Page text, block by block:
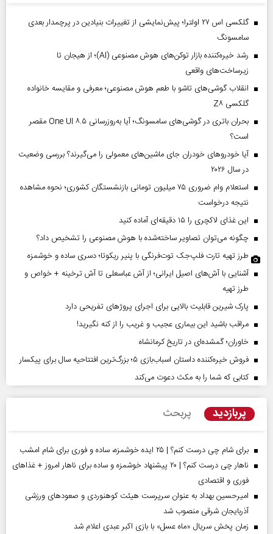
گلکسی اس ۲۷ اولترا؛ پیش‌نمایشی از تغییرات بنیادین در پرچمدار بعدی
سامسونگ
رشد خیره‌کننده بازار توکن‌های هوش مصنوعی (AI)؛ از هیجان تا
زیرساخت‌های واقعی
انقلاب گوشی‌های تاشو‌ با طعم هوش مصنوعی؛ معرفی و مقایسه خانواده
گلکسی Z۸
بحران باتری در گوشی‌های سامسونگ؛ آیا به‌روزرسانی One UI ۸.۵ مقصر
است؟
آیا خودروهای خودران جای ماشین‌های معمولی را می‌گیرند؟ بررسی وضعیت
در سال ۲۰۲۶
استعلام وام ضروری ۷۵ میلیون تومانی بازنشستگان کشوری؛ نحوه مشاهده
نتیجه درخواست
این غذای لاکچری را ۱۵ دقیقه‌ای آماده کنید
چگونه می‌توان تصاویر ساخته‌شده با هوش مصنوعی را تشخیص داد؟
طرز تهیه تارت فلپ‌جک توت‌فرنگی با پنیر ریکوتا؛ دسری ساده و خوشمزه
آشنایی با آش‌های اصیل ایرانی؛ از آش عباسعلی تا آش ترخینه + خواص و
طرز تهیه
پارک شیرین قابلیت‌ بالایی برای اجرای پروژهای تفریحی دارد
مراقب باشید این بیماری عجیب و غریب را از کنه نگیرید!
خاوران؛ گمشده‌ای در تاریخ کرمانشاه
فروش خیره‌کننده داستان اسباب‌بازی ۵؛ بزرگ‌ترین افتتاحیه سال برای پیکسار
کتابی که شما را به مکث دعوت می‌کند
پربازدید پربحث
برای شام چی درست کنم؟ | ۲۵ ایده خوشمزه، ساده و فوری برای شام امشب
ناهار چی درست کنم؟ | ۲۰ پیشنهاد خوشمزه و ساده برای ناهار امروز + غذاهای
فوری و اقتصادی
امیرحسین بهداد به عنوان سرپرست هیئت کوهنوردی و صعودهای ورزشی
آذربایجان شرقی منصوب شد
زمان پخش سریال «ماه عسل» با بازی اکبر عبدی اعلام شد